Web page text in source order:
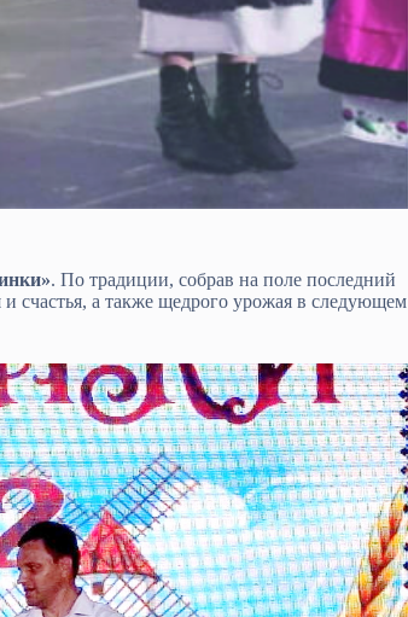
. По традиции, собрав на поле последний
счастья, а также щедрого урожая в следующем